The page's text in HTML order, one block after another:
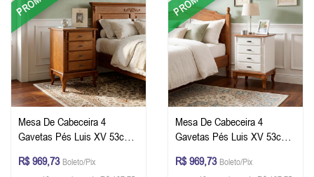
Mesa De Cabeceira 4
Gavetas Pés Luis XV 53cm
R$ 969,73 Boleto/Pix
Mesa De Cabeceira 4
Gavetas Pés Luis XV 53cm
R$ 969,73 Boleto/Pix